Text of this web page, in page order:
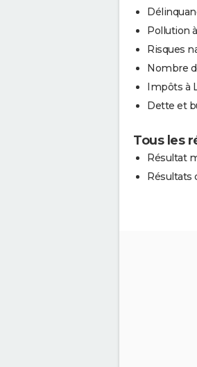
Pollution
Risques
Nombre
Impôts à
Dette et
Tous les
Résultat
Résultats